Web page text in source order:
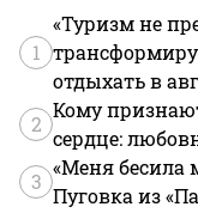
1
«Туризм не
отдыхать в
2
Кому
сердце:
3
«Меня бесила
Пуговка из